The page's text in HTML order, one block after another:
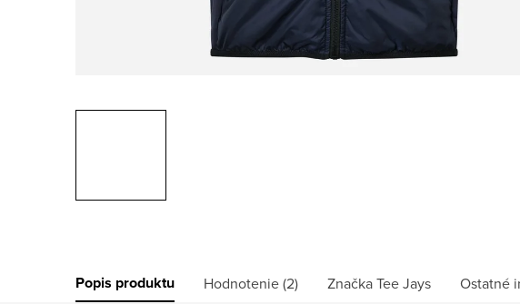
Popis produktu Hodnotenie (2) ZnačkaTee Jays Ostatné